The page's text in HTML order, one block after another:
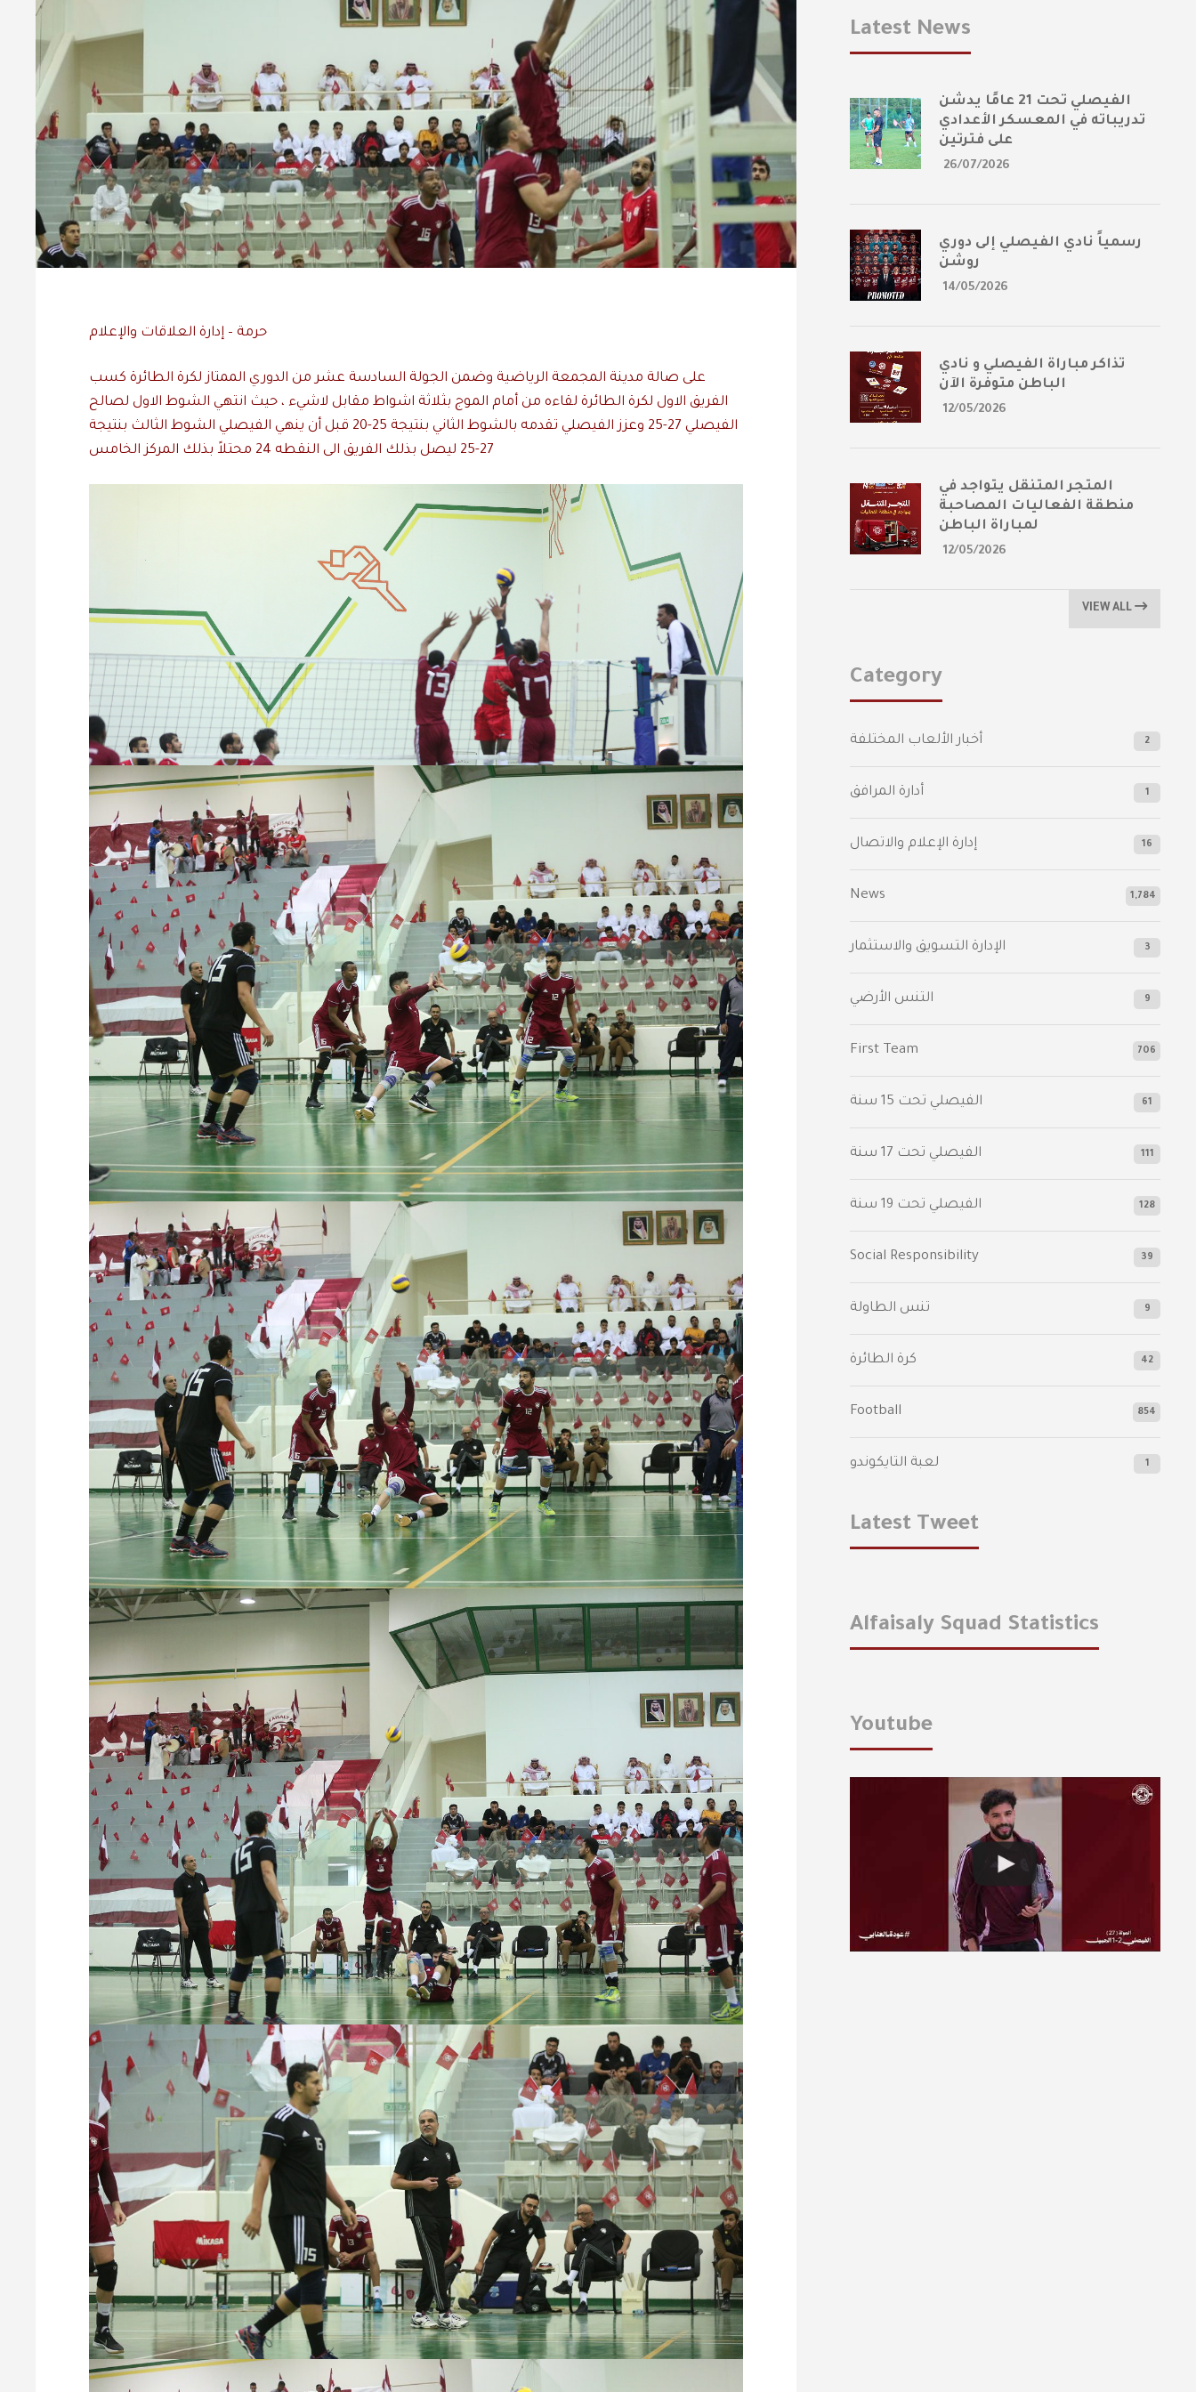
حرمة – إدارة العلاقات والإعلام
على صالة مدينة المجمعة الرياضية وضمن الجولة السادسة عشر من الدوري الممتاز لكرة الطائرة كسب
الفريق الاول لكرة الطائرة لقاءه من أمام الموج بثلاثة اشواط مقابل لاشيء ، حيث انتهي الشوط الاول لصالح
الفيصلي 27-25 وعزز الفيصلي تقدمه بالشوط الثاني بنتيجة 25-20 قبل أن ينهي الفيصلي الشوط الثالث بنتيجة
27-25 ليصل بذلك الفريق الى النقطه 24 محتلاً بذلك المركز الخامس
Latest News
الفيصلي تحت 21 عامًا يدشن
تدريباته في المعسكر الأعدادي
على فترتين
26/07/2026
رسمياً نادي الفيصلي إلى دوري
روشن
14/05/2026
تذاكر مباراة الفيصلي و نادي
الباطن متوفرة الآن
12/05/2026
المتجر المتنقل يتواجد في
منطقة الفعاليات المصاحبة
لمباراة الباطن
12/05/2026
VIEW ALL
Category
أخبار الألعاب المختلفة 2
أدارة المرافق 1
إدارة الإعلام والاتصال 16
News 1,784
الإدارة التسويق والاستثمار 3
التنس الأرضي 9
First Team 706
الفيصلي‬⁩ تحت 15 سنة 61
‫الفيصلي‬⁩ تحت 17 سنة 111
الفيصلي‬⁩ تحت 19 سنة 128
Social Responsibility 39
تنس الطاولة 9
كرة الطائرة 42
Football 854
لعبة التايكوندو 1
Latest Tweet
Alfaisaly Squad Statistics
Youtube